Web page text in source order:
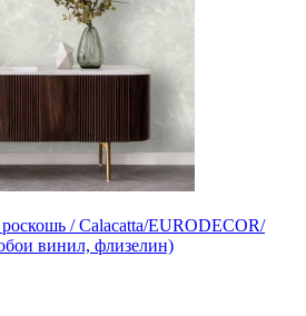
/ Calacatta/EURODECOR/
винил, флизелин)